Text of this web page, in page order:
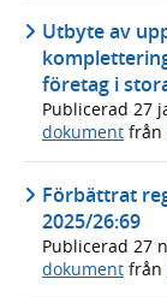
Utbyte av
företag i
Publicerad 27
dokument från
Förbättrat
2025/26:69
Publicerad 27
dokument från